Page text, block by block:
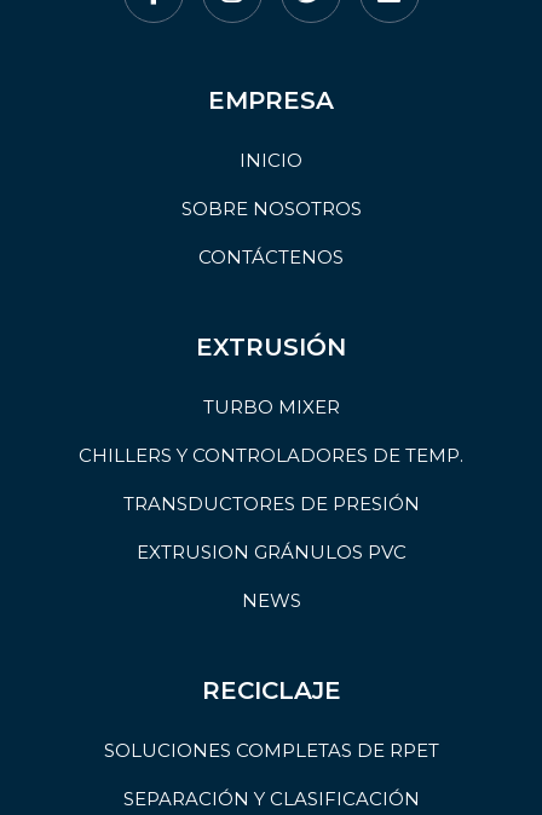
EMPRESA
INICIO
SOBRE NOSOTROS
CONTÁCTENOS
EXTRUSIÓN
TURBO MIXER
CHILLERS Y CONTROLADORES DE TEMP.
TRANSDUCTORES DE PRESIÓN
EXTRUSION GRÁNULOS PVC
NEWS
RECICLAJE
SOLUCIONES COMPLETAS DE RPET
SEPARACIÓN Y CLASIFICACIÓN